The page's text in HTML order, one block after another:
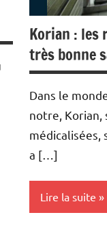
Korian : les
très bonne
Dans le
notre, Korian,
médicalisées,
a […]
Lire la suite